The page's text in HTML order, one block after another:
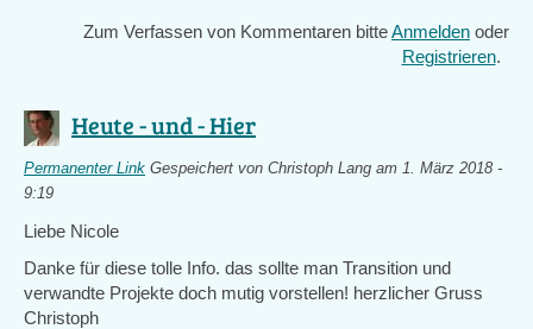
Zum Verfassen von Kommentaren bitteAnmelden oder
Registrieren.
Heute - und - Hier
Permanenter Link Gespeichert von Christoph Lang am 1. März 2018 -
9:19
Liebe Nicole
Danke für diese tolle Info. das sollte man Transition und
verwandte Projekte doch mutig vorstellen! herzlicher Gruss
Christoph